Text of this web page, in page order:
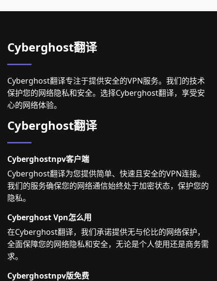
Cyberghost翻译
Cyberghost翻译专注于提供安全的VPN服务。我们的技术
保护您的网络隐私和安全。选择Cyberghost翻译，享受安
心的网络体验。
Cyberghost翻译
Cyberghostnpv客户端
Cyberghost翻译为您提供简单、快速且安全的VPN连接。
我们的服务确保您的网络通信始终处于加密状态，保护您的
隐私。
Cyberghost Vpn怎么用
在Cyberghost翻译，我们承诺提供无与伦比的网络保护，
全面保障您的网络隐私和安全，无论是个人使用还是商务需
求。
Cyberghostnpv版免费